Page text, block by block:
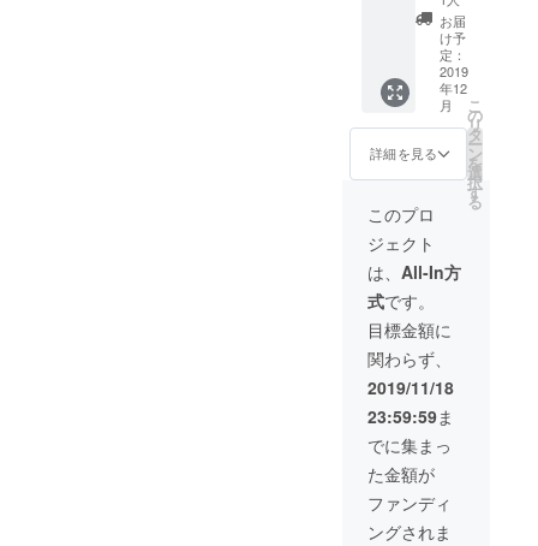
や連休明け
は回答に時
間がかかる
場合がござ
いますので
予めご了承
ください。
電話での対
応はしてお
りません。
ラック
・ホワ
イト ・
ブラウ
ン ・ナ
チュラ
ル ※ご
注文状
の供給
状況、
製造工
程上の
都合等
により
出荷時
期が遅
れる場
合があ
りま
す。
23%OF
F 定価
15,520
円
→
12,000
円（送
料・消
費税込
み） 下
記4色か
ら4個
分、ご
希望の
色を1つ
ずつお
選びい
ただけ
ます。
・ブ
ラック
・ホワ
イト ・
ブラウ
ン ・ナ
チュラ
ル ※ご
注文状
お届
け予
定：
2019
年12
月
詳細を見る
こ
の
リ
タ
ー
ン
を
選
択
す
る
このプロ
ジェクト
は、 All-In方
式です。
目標金額に
関わらず、
2019/11/18
23:59:59ま
でに集まっ
た金額が
ファンディ
ングされま